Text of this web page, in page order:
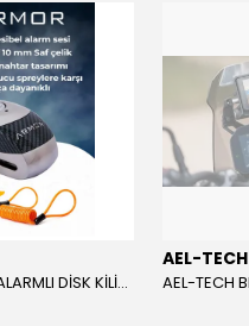
10 MM RENKLİ ALARMLI DİSK KİLİDİ YENİ VERSİYON
AEL-TECH